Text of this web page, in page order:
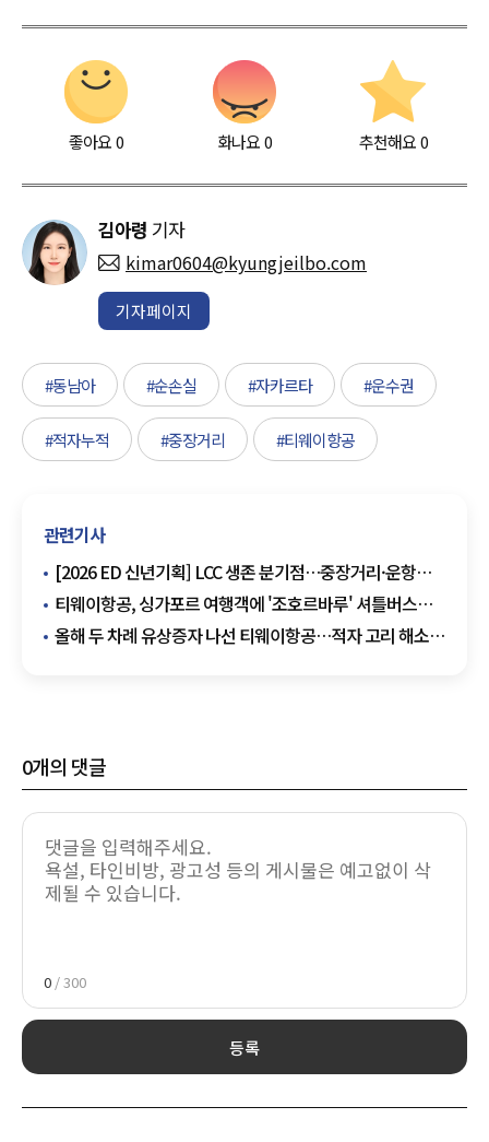
좋아요0 화나요0 추천해요 0
김아령 기자
kimar0604@kyungjeilbo.com
기자페이지
#동남아 #순손실 #자카르타 #운수권
#적자누적 #중장거리 #티웨이항공
관련기사
[2026 ED 신년기획] LCC 생존 분기점…중장거리·운항
플랫폼 확보 관건
티웨이항공, 싱가포르 여행객에 '조호르바루' 셔틀버스
티켓 무료 증정
올해 두 차례 유상증자 나선 티웨이항공…적자 고리 해소
0개의 댓글
0 / 300
등록